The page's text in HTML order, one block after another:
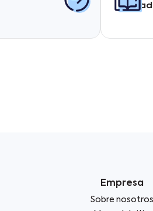
Empresa
Sobre nosotros